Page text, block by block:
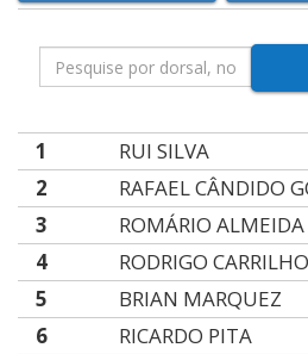
1
RUI SILVA
2
RAFAEL CÂNDIDO
3
ROMÁRIO ALMEIDA
4
RODRIGO CARRILHO
5
BRIAN MARQUEZ
6
RICARDO PITA